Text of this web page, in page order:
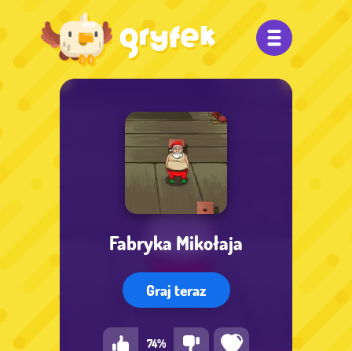
Fabryka Mikołaja
Graj teraz
74%